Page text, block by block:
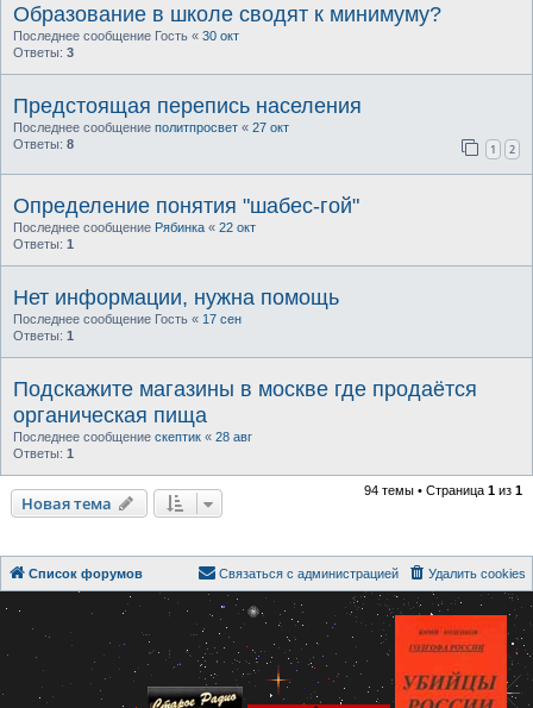
Образование в школе сводят к минимуму?
Последнее сообщение Гость « 30 окт
Ответы: 3
Предстоящая перепись населения
Последнее сообщение политпросвет « 27 окт
Ответы: 8 1 2
Определение понятия "шабес-гой"
Последнее сообщение Рябинка « 22 окт
Ответы: 1
Нет информации, нужна помощь
Последнее сообщение Гость « 17 сен
Ответы: 1
Подскажите магазины в москве где продаётся
органическая пища
Последнее сообщение скептик « 28 авг
Ответы: 1
Новая тема
94 темы • Страница 1 из 1
Список форумов Удалить cookies
Связаться с администрацией